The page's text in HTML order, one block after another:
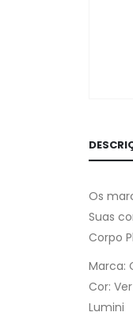
Os
Suas
Corpo
Marca:
Cor:
Lumini